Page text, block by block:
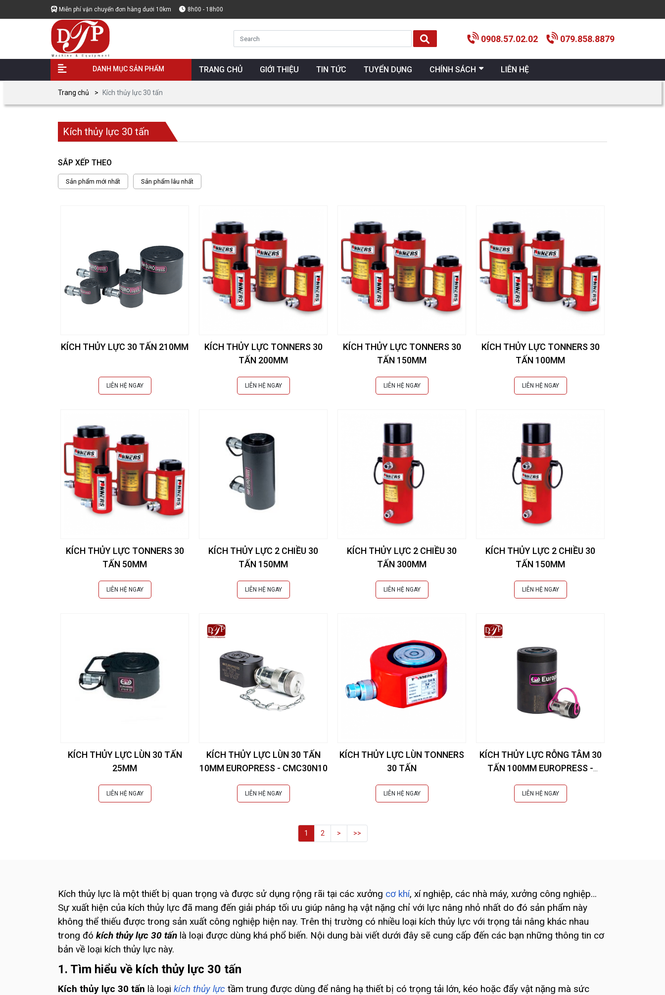
Miễn phí vận chuyển đơn hàng dưới 10km 8h00 - 18h00
0908.57.02.02 079.858.8879
DANH MỤC SẢN PHẨM TRANG CHỦ GIỚI THIỆU TIN TỨC TUYỂN DỤNG CHÍNH SÁCH LIÊN HỆ
Trang chủ Kích thủy lực 30 tấn
Kích thủy lực 30 tấn
SẮP XẾP THEO
Sản phẩm mới nhất Sản phẩm lâu nhất
KÍCH THỦY LỰC 30 TẤN 210MM
LIÊN HỆ NGAY
KÍCH THỦY LỰC TONNERS 30
TẤN 200MM
LIÊN HỆ NGAY
KÍCH THỦY LỰC TONNERS 30
TẤN 150MM
LIÊN HỆ NGAY
KÍCH THỦY LỰC TONNERS 30
TẤN 100MM
LIÊN HỆ NGAY
KÍCH THỦY LỰC TONNERS 30
TẤN 50MM
LIÊN HỆ NGAY
KÍCH THỦY LỰC 2 CHIỀU 30
TẤN 150MM
LIÊN HỆ NGAY
KÍCH THỦY LỰC 2 CHIỀU 30
TẤN 300MM
LIÊN HỆ NGAY
KÍCH THỦY LỰC 2 CHIỀU 30
TẤN 150MM
LIÊN HỆ NGAY
KÍCH THỦY LỰC LÙN 30 TẤN
25MM
LIÊN HỆ NGAY
KÍCH THỦY LỰC LÙN 30 TẤN
10MM EUROPRESS - CMC30N10
LIÊN HỆ NGAY
KÍCH THỦY LỰC LÙN TONNERS
30 TẤN
LIÊN HỆ NGAY
KÍCH THỦY LỰC RỖNG TÂM 30
TẤN 100MM EUROPRESS -
LIÊN HỆ NGAY
1 2 > >>
Kích thủy lực là một thiết bị quan trọng và được sử dụng rộng rãi tại các xưởng cơ khí, xí nghiệp, các nhà máy, xưởng công nghiệp…
Sự xuất hiện của kích thủy lực đã mang đến giải pháp tối ưu giúp nâng hạ vật nặng chỉ với lực nâng nhỏ nhất do đó sản phẩm này
không thể thiếu được trong sản xuất công nghiệp hiện nay. Trên thị trường có nhiều loại kích thủy lực với trọng tải nâng khác nhau
trong đó kích thủy lực 30 tấn là loại được dùng khá phổ biến. Nội dung bài viết dưới đây sẽ cung cấp đến các bạn những thông tin cơ
bản về loại kích thủy lực này.
1. Tìm hiểu về kích thủy lực 30 tấn
Kích thủy lực 30 tấn là loại kích thủy lực tầm trung được dùng để nâng hạ thiết bị có trọng tải lớn, kéo hoặc đẩy vật nặng mà sức